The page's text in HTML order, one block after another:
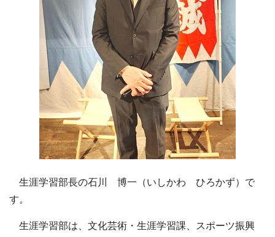
生涯学習部長の石川 博一（いしかわ ひろかず）で
す。
生涯学習部は、文化芸術・生涯学習課、スポーツ振興